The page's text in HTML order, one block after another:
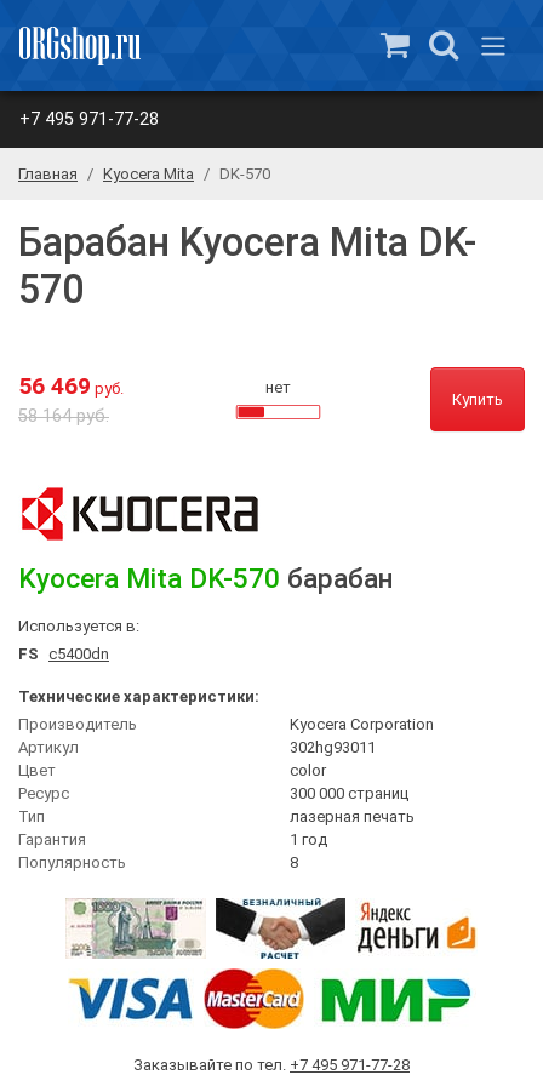
+7 495 971-77-28
Главная Kyocera Mita DK-570
Барабан Kyocera Mita DK-
570
56 469 руб.
58 164 руб.
нет
Купить
Kyocera Mita DK-570 барабан
Используется в:
FS c5400dn
Технические характеристики:
Производитель
Kyocera Corporation
Артикул
302hg93011
Цвет
сolor
Ресурс
300 000 страниц
Тип
лазерная печать
Гарантия
1 год
Популярность
8
Заказывайте по тел. +7 495 971-77-28